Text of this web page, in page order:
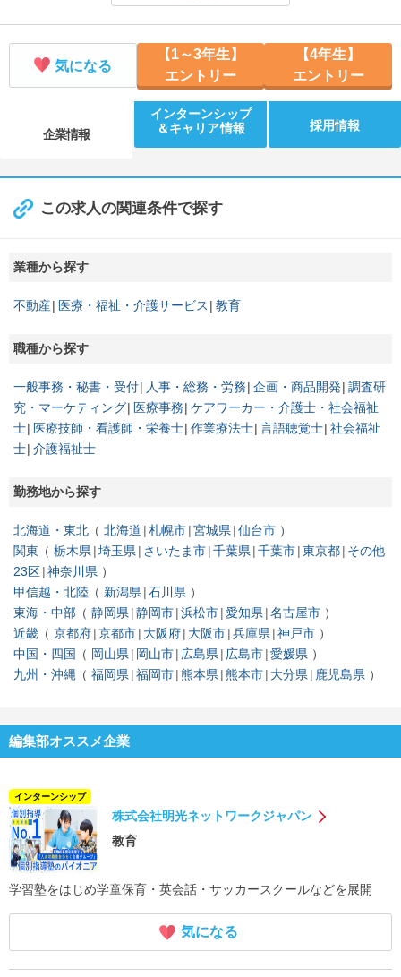
＼5Days／一人ひとりの暮らしに寄り添うインターンシップ
【開催地／開催日時】 オンライン：8/24 10:00、9/7 10:00
＼3Days／キャリア体験【若手所長キャリアupプログラム】
【開催地／開催日時】 オンライン：8/19 10:00、9/2 10:00
気になる
【1～3年生】
エントリー
【4年生】
エントリー
企業情報
インターンシップ
＆キャリア情報
採用情報
この求人の関連条件で探す
業種から探す
不動産 医療・福祉・介護サービス 教育
職種から探す
一般事務・秘書・受付 人事・総務・労務 企画・商品開発 調査研
究・マーケティング
医療事務 ケアワーカー・介護士・社会福祉
士
医療技師・看護師・栄養士 作業療法士 言語聴覚士 社会福祉
士 介護福祉士
勤務地から探す
北海道・東北 北海道 札幌市 宮城県 仙台市
関東
栃木県 埼玉県 さいたま市 千葉県 千葉市 東京都 その他
23区 神奈川県
甲信越・北陸
新潟県 石川県
東海・中部
静岡県 静岡市 浜松市 愛知県 名古屋市
近畿
京都府 京都市 大阪府 大阪市 兵庫県 神戸市
中国・四国
岡山県 岡山市 広島県 広島市 愛媛県
九州・沖縄
福岡県 福岡市 熊本県 熊本市 大分県 鹿児島県
編集部オススメ企業
インターンシップ
株式会社明光ネットワークジャパン
教育
学習塾をはじめ学童保育・英会話・サッカースクールなどを展開
気になる